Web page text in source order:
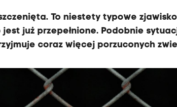
To niestety typowe
już przepełnione. Podobnie
coraz więcej porzuconych